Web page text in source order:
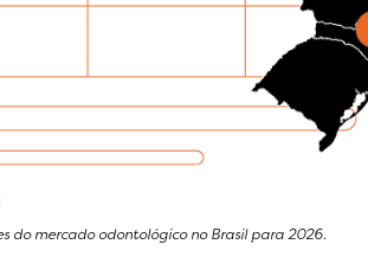
do mercado odontológico no Brasil para 2026.